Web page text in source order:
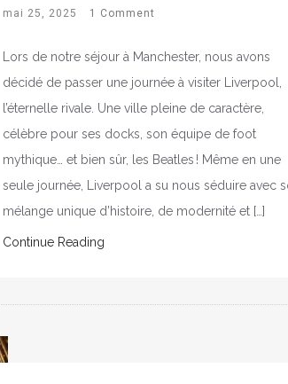
mai 25, 2025 1 Comment
Lors de notre séjour à Manchester, nous avons
décidé de passer une journée à visiter Liverpool,
l’éternelle rivale. Une ville pleine de caractère,
célèbre pour ses docks, son équipe de foot
mythique… et bien sûr, les Beatles ! Même en une
seule journée, Liverpool a su nous séduire avec
mélange unique d’histoire, de modernité et […]
Continue Reading